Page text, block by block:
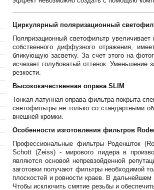
Циркулярный поляризационный
Поляризационный светофильтр
собственного диффузного отражения,
бликующую засветку. За счет этого на
исчезает голубоватый оттенок. Уменьшение
резкости.
Высококачественная оправа SLIM
Тонкая латунная оправа фильтра покрыта
светофильтры не только со стандартными
внешней кромки.
Особенности изготовления фильтров
Профессиональные фильтры Роденшток
Schott (Zeiss) - мирового лидера в
являются основой непревзойденной
заготовки получают фильтры необходимой
плоскостей и ровности краев. В
Чтобы исключить смятие резьбы и